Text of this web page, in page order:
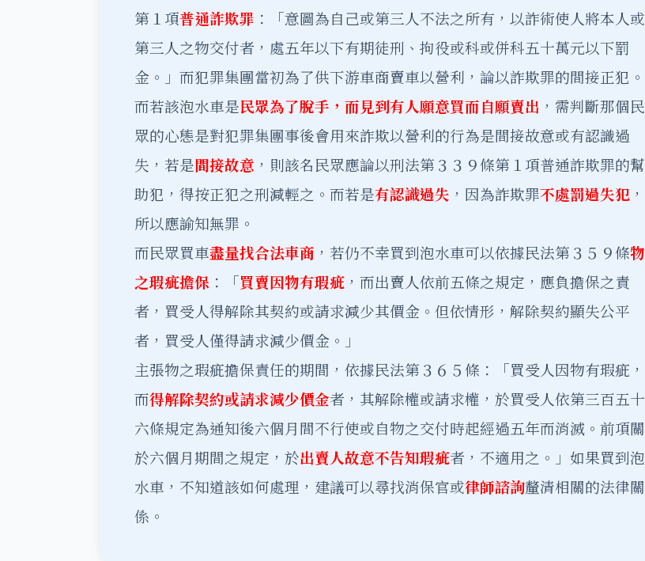
第１項普通詐欺罪 ：「意圖為自己或第三人不法之所有，以詐術使人將本人或
第三人之物交付者，處五年以下有期徒刑、拘役或科或併科五十萬元以下罰
金。」而犯罪集團當初為了供下游車商賣車以營利，論以詐欺罪的間接正犯。
而若該泡水車是民眾為了脫手，而見到有人願意買而自願賣出 ，需判斷那個民
眾的心態是對犯罪集團事後會用來詐欺以營利的行為是間接故意或有認識過
失，若是間接故意 ，則該名民眾應論以刑法第３３９條第１項普通詐欺罪的幫
助犯，得按正犯之刑減輕之。而若是有認識過失 ，因為詐欺罪不處罰過失犯 ，
所以應諭知無罪。
而民眾買車盡量找合法車商 ，若仍不幸買到泡水車可以依據民法第３５９條物
之瑕疵擔保 ：「買賣因物有瑕疵 ，而出賣人依前五條之規定，應負擔保之責
者，買受人得解除其契約或請求減少其價金。但依情形，解除契約顯失公平
者，買受人僅得請求減少價金。」
主張物之瑕疵擔保責任的期間，依據民法第３６５條：「買受人因物有瑕疵，
而得解除契約或請求減少價金者，其解除權或請求權，於買受人依第三百五十
六條規定為通知後六個月間不行使或自物之交付時起經過五年而消滅。前項關
於六個月期間之規定，於出賣人故意不告知瑕疵者，不適用之。」如果買到泡
水車，不知道該如何處理，建議可以尋找消保官或律師諮詢釐清相關的法律關
係。